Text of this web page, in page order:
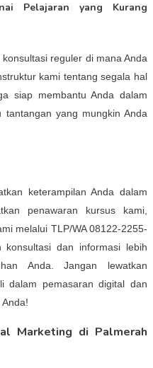
Pelajaran yang Kurang
reguler di mana Anda
kami tentang segala hal
siap membantu Anda dalam
tantangan yang mungkin Anda
keterampilan Anda dalam
penawaran kursus kami,
melalui TLP/WA 08122-2255-
dan informasi lebih
Anda. Jangan lewatkan
dalam pemasaran digital dan
Marketing di Palmerah